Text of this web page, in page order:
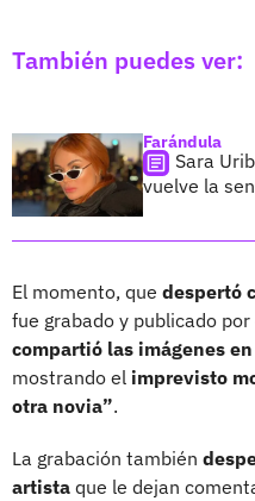
También puedes ver:
Farándula
Sara
vuelve la
El momento, que despertó
fue grabado y publicado
compartió las imágenes
mostrando el imprevisto
otra novia”.
La grabación también
artista que le dejan